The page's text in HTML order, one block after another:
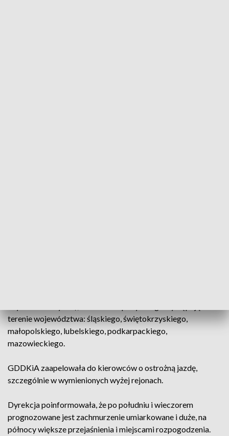
terenie województwa: śląskiego, świętokrzyskiego,
małopolskiego, lubelskiego, podkarpackiego,
mazowieckiego.
GDDKiA zaapelowała do kierowców o ostrożną jazdę,
szczególnie w wymienionych wyżej rejonach.
Dyrekcja poinformowała, że po południu i wieczorem
prognozowane jest zachmurzenie umiarkowane i duże, na
północy większe przejaśnienia i miejscami rozpogodzenia.